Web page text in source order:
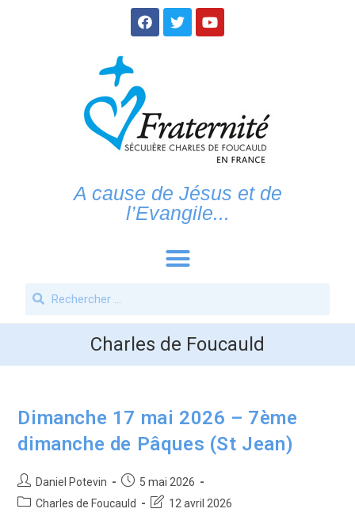
A cause de Jésus et de
l’Evangile...
Charles de Foucauld
Dimanche 17 mai 2026 – 7ème
dimanche de Pâques (St Jean)
Daniel Potevin
5 mai 2026
Charles de Foucauld
12 avril 2026